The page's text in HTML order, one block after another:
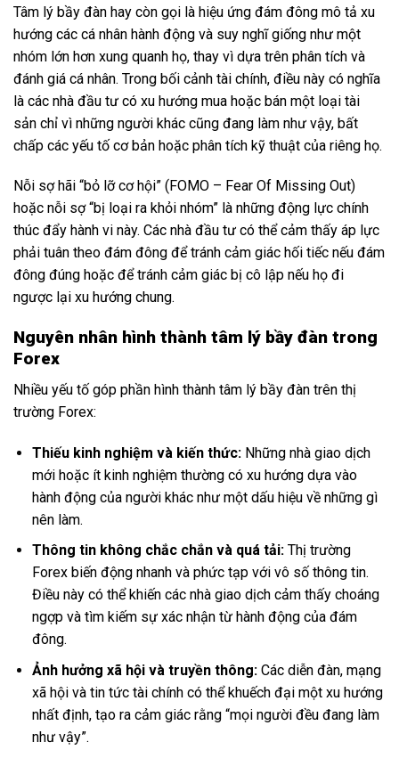
Tâm lý bầy đàn hay còn gọi là hiệu ứng đám đông mô tả xu
hướng các cá nhân hành động và suy nghĩ giống như một
nhóm lớn hơn xung quanh họ, thay vì dựa trên phân tích và
đánh giá cá nhân. Trong bối cảnh tài chính, điều này có nghĩa
là các nhà đầu tư có xu hướng mua hoặc bán một loại tài
sản chỉ vì những người khác cũng đang làm như vậy, bất
chấp các yếu tố cơ bản hoặc phân tích kỹ thuật của riêng họ.
Nỗi sợ hãi “bỏ lỡ cơ hội” (FOMO – Fear Of Missing Out)
hoặc nỗi sợ “bị loại ra khỏi nhóm” là những động lực chính
thúc đẩy hành vi này. Các nhà đầu tư có thể cảm thấy áp lực
phải tuân theo đám đông để tránh cảm giác hối tiếc nếu đám
đông đúng hoặc để tránh cảm giác bị cô lập nếu họ đi
ngược lại xu hướng chung.
Nguyên nhân hình thành tâm lý bầy đàn trong
Forex
Nhiều yếu tố góp phần hình thành tâm lý bầy đàn trên thị
trường Forex:
Thiếu kinh nghiệm và kiến thức:Những nhà giao dịch
mới hoặc ít kinh nghiệm thường có xu hướng dựa vào
hành động của người khác như một dấu hiệu về những gì
nên làm.
Thông tin không chắc chắn và quá tải:Thị trường
Forex biến động nhanh và phức tạp với vô số thông tin.
Điều này có thể khiến các nhà giao dịch cảm thấy choáng
ngợp và tìm kiếm sự xác nhận từ hành động của đám
đông.
Ảnh hưởng xã hội và truyền thông:Các diễn đàn, mạng
xã hội và tin tức tài chính có thể khuếch đại một xu hướng
nhất định, tạo ra cảm giác rằng “mọi người đều đang làm
như vậy”.